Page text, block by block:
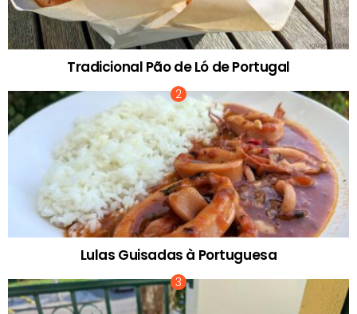
Tradicional Pão de Ló de Portugal
Lulas Guisadas à Portuguesa